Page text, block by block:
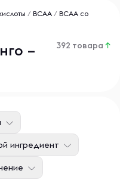
/ BCAA / BCAA со
–
392 товара ↑
ингредиент